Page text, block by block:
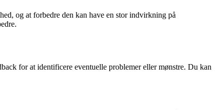
og at forbedre den kan have en stor indvirkning på
for at identificere eventuelle problemer eller mønstre. Du kan